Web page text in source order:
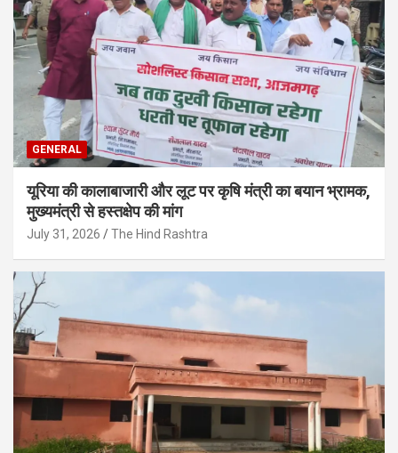
GENERAL
यूरिया की कालाबाजारी और लूट पर कृषि मंत्री का बयान भ्रामक,
मुख्यमंत्री से हस्तक्षेप की मांग
July 31, 2026 The Hind Rashtra